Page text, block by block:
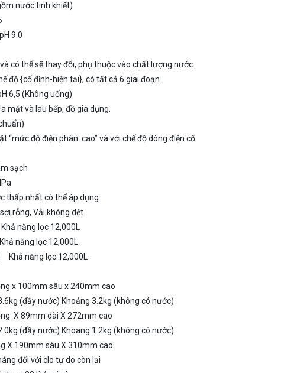
nước tinh khiết)
9.0
có thể sẽ thay đổi, phụ thuộc vào chất lượng nước.
độ {cố định-hiện tại}, có tất cả 6 giai đoạn.
6,5 (Không uống)
mặt và lau bếp, đồ gia dụng.
“mức độ điện phân: cao” và với chế độ dòng điện cố
sạch
thấp nhất có thể áp dụng
rỗng, Vải không dệt
lọc 12,000L
lọc 12,000L
Khả năng lọc 12,000L
x 100mm sâu x 240mm cao
(đầy nước) Khoảng 3.2kg (không có nước)
X 89mm dài X 272mm cao
(đầy nước) Khoang 1.2kg (không có nước)
X 190mm sâu X 310mm cao
đối với clo tự do còn lại